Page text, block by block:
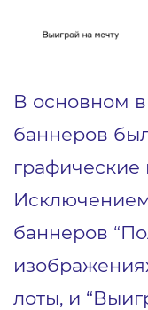
В основном
баннеров
баннеров
лоты, и